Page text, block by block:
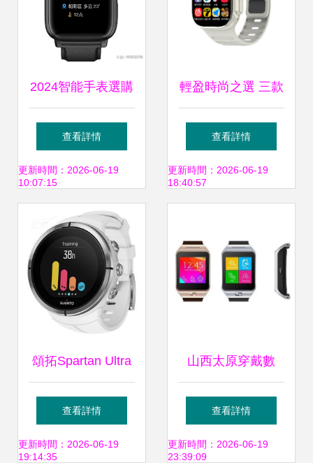
2024智能手表選購
指南 這十款不容你
錯過的最佳推薦
查看詳情
更新時間：2026-06-19
10:07:15
輕盈時尚之選 三款
淺色系智能手表推
薦
查看詳情
更新時間：2026-06-19
18:40:57
頌拓Spartan Ultra
斯巴達(dá)極限與
Ambit拓野4對比 精
查看詳情
更新時間：2026-06-19
19:14:35
山西太原穿戴數
(shù)碼禾碩H3智
能手表 科技與健康
查看詳情
更新時間：2026-06-19
23:39:09